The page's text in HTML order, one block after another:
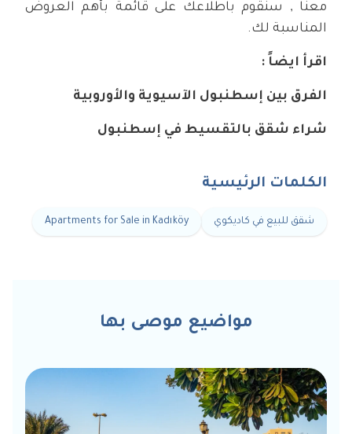
معنا , سنقوم باطلاعك على قائمة بأهم العروض
المناسبة لك.
اقرأ ايضاً :
الفرق بين إسطنبول الآسيوية والأوروبية
شراء شقق بالتقسيط في إسطنبول
الكلمات الرئيسية
شقق للبيع في كاديكوي Apartments for Sale in Kadıköy
مواضيع موصى بها